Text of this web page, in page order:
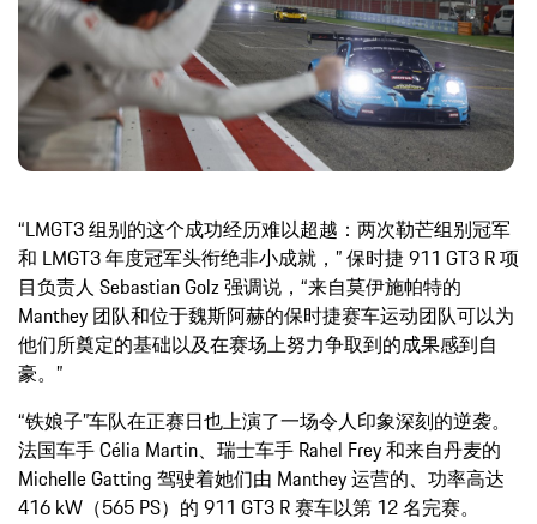
“LMGT3 组别的这个成功经历难以超越：两次勒芒组别冠军
和 LMGT3 年度冠军头衔绝非小成就，” 保时捷 911 GT3 R 项
目负责人 Sebastian Golz 强调说，“来自莫伊施帕特的
Manthey 团队和位于魏斯阿赫的保时捷赛车运动团队可以为
他们所奠定的基础以及在赛场上努力争取到的成果感到自
豪。”
“铁娘子”车队在正赛日也上演了一场令人印象深刻的逆袭。
法国车手 Célia Martin、瑞士车手 Rahel Frey 和来自丹麦的
Michelle Gatting 驾驶着她们由 Manthey 运营的、功率高达
416 kW（565 PS）的 911 GT3 R 赛车以第 12 名完赛。